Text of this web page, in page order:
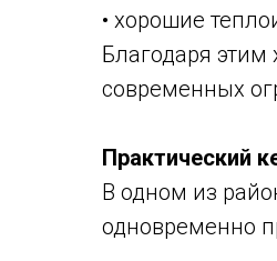
• хорошие
Благодаря этим
современных
Практический
В одном из
одновременно